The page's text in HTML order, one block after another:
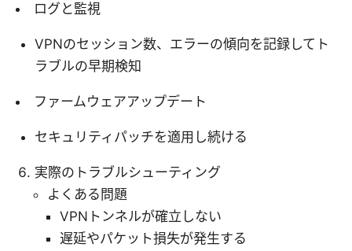
ログと監視
VPNのセッション数、エラーの傾向を記録してト
ラブルの早期検知
ファームウェアアップデート
セキュリティパッチを適用し続ける
実際のトラブルシューティング
よくある問題
VPNトンネルが確立しない
遅延やパケット損失が発生する